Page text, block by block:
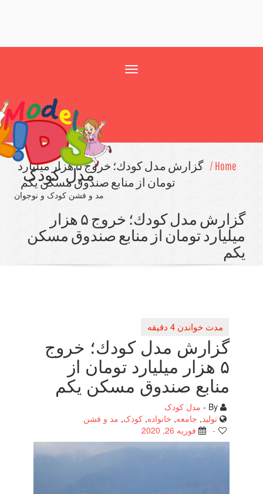
مدل کودک
مد و فشن کودک و نوجوان
گزارش مدل كودك؛ خروج ۵ هزار میلیارد
تومان از منابع صندوق مسكن یكم
گزارش مدل كودك؛ خروج ۵ هزار
تومان از منابع صندوق مسكن
گزارش مدل كودك؛ خروج
۵ هزار میلیارد تومان از
منابع صندوق مسكن یكم
مدل کودک
جامعه,خانواده, کودک,مد و فشن
فوریه 26, 2020